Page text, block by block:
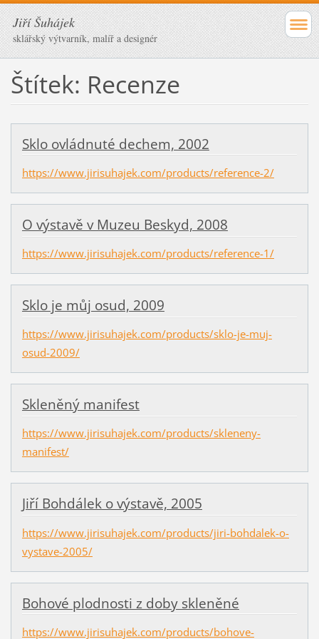
Jiří Šuhájek
sklářský výtvarník, malíř a designér
Štítek: Recenze
Sklo ovládnuté dechem, 2002
https://www.jirisuhajek.com/products/reference-2/
O výstavě v Muzeu Beskyd, 2008
https://www.jirisuhajek.com/products/reference-1/
Sklo je můj osud, 2009
https://www.jirisuhajek.com/products/sklo-je-muj-
osud-2009/
Skleněný manifest
https://www.jirisuhajek.com/products/skleneny-
manifest/
Jiří Bohdálek o výstavě, 2005
https://www.jirisuhajek.com/products/jiri-bohdalek-o-
vystave-2005/
Bohové plodnosti z doby skleněné
https://www.jirisuhajek.com/products/bohove-